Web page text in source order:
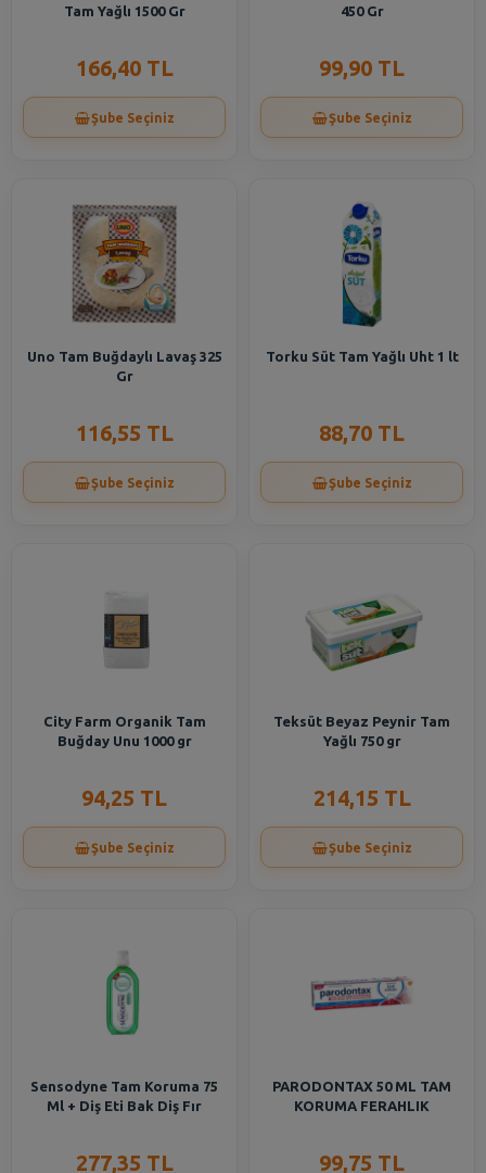
Tam Yağlı 1500 Gr
166,40 TL
Şube Seçiniz
450 Gr
99,90 TL
Şube Seçiniz
Uno Tam Buğdaylı Lavaş 325
Gr
116,55 TL
Şube Seçiniz
Torku Süt Tam Yağlı Uht 1 lt
88,70 TL
Şube Seçiniz
City Farm Organik Tam
Buğday Unu 1000 gr
94,25 TL
Şube Seçiniz
Teksüt Beyaz Peynir Tam
Yağlı 750 gr
214,15 TL
Şube Seçiniz
Sensodyne Tam Koruma 75
Ml + Diş Eti Bak Diş Fır
277,35 TL
PARODONTAX 50 ML TAM
KORUMA FERAHLIK
99,75 TL